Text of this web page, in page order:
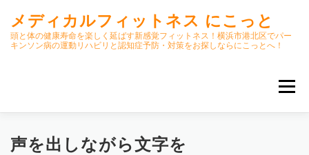
ッ
メディカルフィットネス にこっと
頭と体の健康寿命を楽しく延ばす新感覚フィットネス！横浜市港北区でパー
キンソン病の運動リハビリと認知症予防・対策をお探しならにこっとへ！
メニュー
ホーム ごあいさつ 今月のスケジュール
声を出しながら文字を